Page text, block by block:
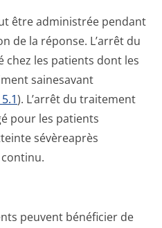
être administrée pendant
de la réponse. L’arrêt du
les patients dont les
sainesavant
). L’arrêt du traitement
pour les patients
sévèreaprès
peuvent bénéficier de